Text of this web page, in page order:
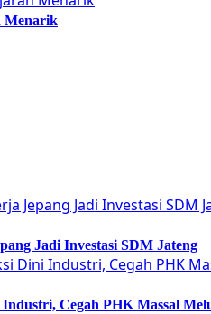
Menarik
Jadi Investasi SDM Jateng
Cegah PHK Massal